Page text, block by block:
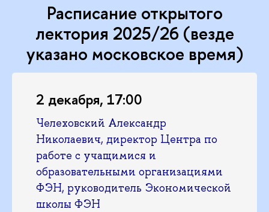
Расписание открытого
лектория 2025/26 (везде
указано московское время)
2 декабря, 17:00
Челеховский Александр
Николаевич, директор Центра по
работе с учащимися и
образовательными организациями
ФЭН, руководитель Экономической
школы ФЭН